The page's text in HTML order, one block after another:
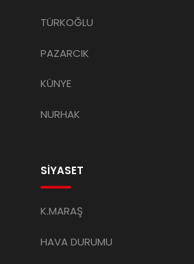
TÜRKOĞLU
PAZARCIK
KÜNYE
NURHAK
SİYASET
K.MARAŞ
HAVA DURUMU